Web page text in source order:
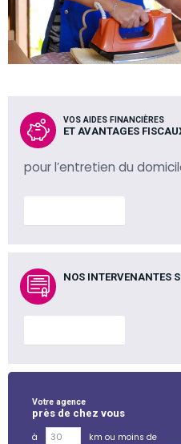
VOS AIDES FINANCIÈRES
ET AVANTAGES
pour l’entretien du
NOS INTERVENANTES
Votre agence
près de chez vous
à
km ou moins de